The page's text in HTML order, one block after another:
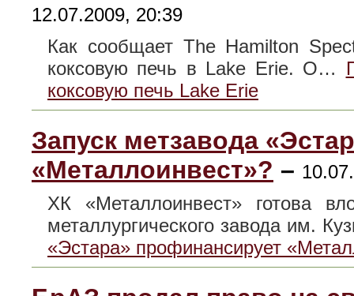
12.07.2009, 20:39
Как сообщает The Hamilton
коксовую печь в Lake Erie. О…
коксовую печь Lake Erie
Запуск метзавода
«Металлоинвест»? –
ХК «Металлоинвест» готова
металлургического завода им.
«Эстара» профинансирует